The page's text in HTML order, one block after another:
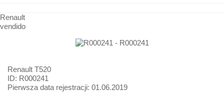
Renault
vendido
Renault T520
ID: R000241
Pierwsza data rejestracji: 01.06.2019